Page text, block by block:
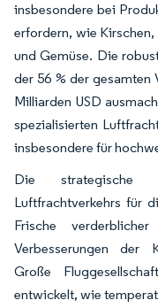
insbesondere bei
erfordern, wie
und Gemüse. Die
der 56 % der gesamten
Milliarden USD
spezialisierten
insbesondere für
Die strategische
Luftfrachtverkehrs für
Frische
Verbesserungen der
Große
entwickelt, wie